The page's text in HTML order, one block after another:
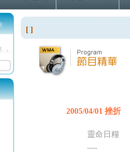
[ ]
2005/04/01 挫折
靈命日糧
----